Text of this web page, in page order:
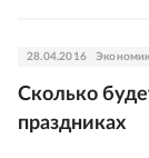
28.04.2016
Сколько
праздниках